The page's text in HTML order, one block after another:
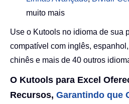
muito mais
Use o Kutools no idioma de sua
compatível com inglês,
chinês e mais de 40 outros
O Kutools para Excel
Recursos, Garantindo que